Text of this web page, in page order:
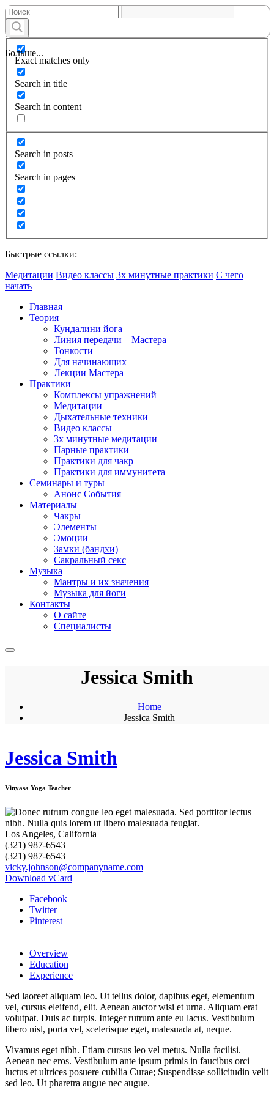
Больше...
Exact matches only
Search in title
Search in content
Search in posts
Search in pages
Быстрые ссылки:
Медитации Видео классы 3х минутные практики С чего
начать
Главная
Теория
Кундалини йога
Линия передачи – Мастера
Тонкости
Для начинающих
Лекции Мастера
Практики
Комплексы упражнений
Медитации
Дыхательные техники
Видео классы
3х минутные медитации
Парные практики
Практики для чакр
Практики для иммунитета
Семинары и туры
Анонс События
Материалы
Чакры
Элементы
Эмоции
Замки (бандхи)
Сакральный секс
Музыка
Мантры и их значения
Музыка для йоги
Контакты
О сайте
Специалисты
Jessica Smith
Home
Jessica Smith
Jessica Smith
Vinyasa Yoga Teacher
Los Angeles, California
(321) 987-6543
(321) 987-6543
vicky.johnson@companyname.com
Download vCard
Facebook
Twitter
Pinterest
Overview
Education
Experience
Sed laoreet aliquam leo. Ut tellus dolor, dapibus eget, elementum
vel, cursus eleifend, elit. Aenean auctor wisi et urna. Aliquam erat
volutpat. Duis ac turpis. Integer rutrum ante eu lacus. Vestibulum
libero nisl, porta vel, scelerisque eget, malesuada at, neque.
Vivamus eget nibh. Etiam cursus leo vel metus. Nulla facilisi.
Aenean nec eros. Vestibulum ante ipsum primis in faucibus orci
luctus et ultrices posuere cubilia Curae; Suspendisse sollicitudin velit
sed leo. Ut pharetra augue nec augue.